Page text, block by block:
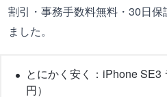
割引・事務手数料無料・30日
ました。
とにかく安く：iPhone SE3
円）